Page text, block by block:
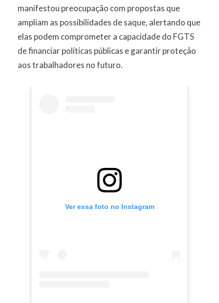
manifestou preocupação com propostas que
ampliam as possibilidades de saque, alertando que
elas podem comprometer a capacidade do FGTS
de financiar políticas públicas e garantir proteção
aos trabalhadores no futuro.
Ver essa foto no Instagram